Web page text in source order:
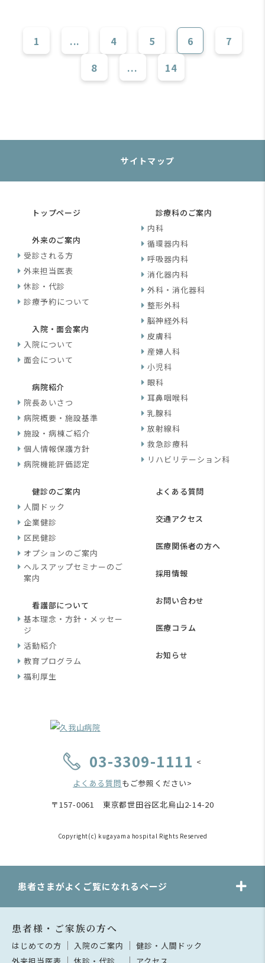
1 ... 4 5 6
7
8
... 14
サイトマップ
トップページ
外来のご案内
受診される方
外来担当医表
休診・代診
診療予約について
入院・面会案内
入院について
面会について
病院紹介
院長あいさつ
病院概要・施設基準
施設・病棟ご紹介
個人情報保護方針
病院機能評価認定
診療科のご案内
内科
循環器内科
呼吸器内科
消化器内科
外科・消化器科
整形外科
脳神経外科
皮膚科
産婦人科
小児科
眼科
耳鼻咽喉科
乳腺科
放射線科
救急診療科
リハビリテーション科
健診のご案内
人間ドック
企業健診
区民健診
オプションのご案内
ヘルスアップセミナーのご
案内
看護部について
基本理念・方針・メッセー
ジ
活動紹介
教育プログラム
福利厚生
よくある質問
交通アクセス
医療関係者の方へ
採用情報
お問い合わせ
医療コラム
お知らせ
03-3309-1111 <
よくある質問もご参照ください>
〒157-0061 東京都世田谷区北烏山2-14-20
Copyright(c) kugayama hospital Rights Reserved
患者さまがよくご覧になれるページ
患者様・ご家族の方へ
はじめての方 入院のご案内
健診・人間ドック